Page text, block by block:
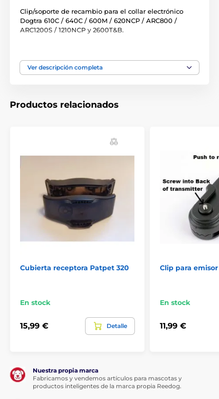
Clip/soporte de recambio para el collar electrónico
Dogtra 610C / 640C / 600M / 620NCP / ARC800 /
ARC1200S / 1210NCP y 2600T&B.
carácter ilustrativo.
Ver descripción completa
Productos relacionados
Cubierta receptora Patpet 320
En stock
15,99 € Detalle
Clip para
En stock
11,99 €
Nuestra propia marca
Fabricamos y vendemos artículos para mascotas y
productos inteligentes de la marca propia Reedog.